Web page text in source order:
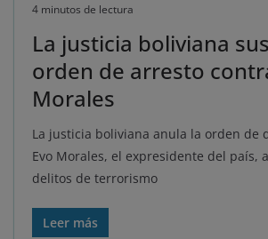
4 minutos de lectura
La justicia boliviana
orden de arresto
Morales
La justicia boliviana anula la orden de
Evo Morales, el expresidente del país,
delitos de terrorismo
Leer más